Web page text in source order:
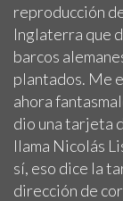
reproducción
Inglaterra que
barcos
plantados. Me
ahora
dio una tarjeta
llama Nicolás
sí, eso dice la
dirección de